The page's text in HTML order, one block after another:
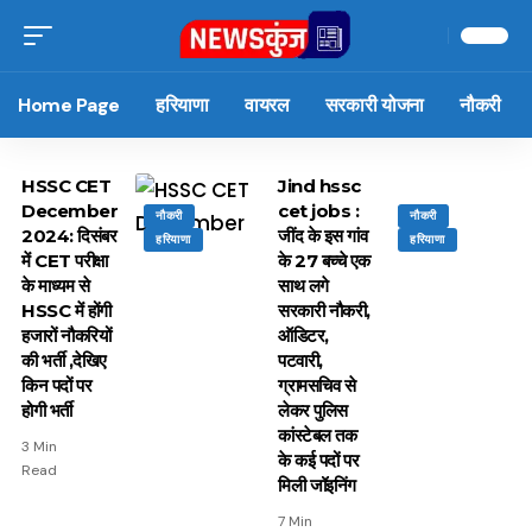
Home Page हरियाणा वायरल सरकारी योजना नौकरी
नौकरी
हरियाणा
HSSC CET
December
2024: दिसंबर
में CET परीक्षा
के माध्यम से
HSSC में होंगी
हजारों नौकरियों
की भर्ती ,देखिए
किन पदों पर
होगी भर्ती
3 Min
Read
नौकरी
हरियाणा
Jind hssc
cet jobs :
जींद के इस गांव
के 27 बच्चे एक
साथ लगे
सरकारी नौकरी,
ऑडिटर,
पटवारी,
ग्रामसचिव से
लेकर पुलिस
कांस्टेबल तक
के कई पदों पर
मिली जॉइनिंग
7 Min